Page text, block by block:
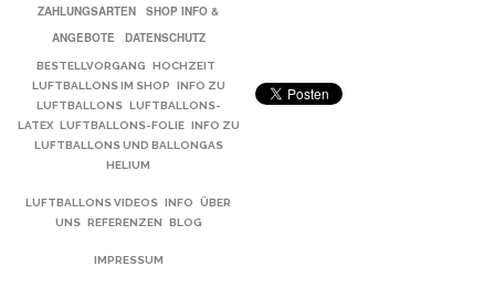
ZAHLUNGSARTEN
SHOP INFO &
ANGEBOTE
DATENSCHUTZ
BESTELLVORGANG
HOCHZEIT
LUFTBALLONS IM SHOP
INFO ZU
LUFTBALLONS
LUFTBALLONS-
LATEX
LUFTBALLONS-FOLIE
INFO ZU
LUFTBALLONS UND BALLONGAS
HELIUM
LUFTBALLONS VIDEOS INFO
ÜBER
UNS
REFERENZEN BLOG
IMPRESSUM